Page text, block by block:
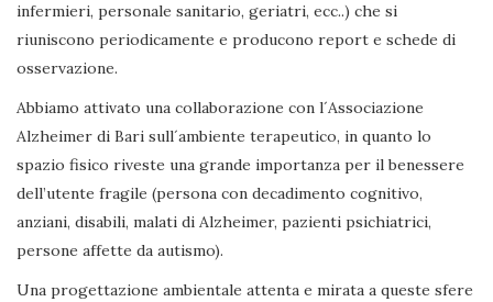
infermieri, personale sanitario, geriatri, ecc..) che si
riuniscono periodicamente e producono report e schede di
osservazione.
Abbiamo attivato una collaborazione con l´Associazione
Alzheimer di Bari sull´ambiente terapeutico, in quanto lo
spazio fisico riveste una grande importanza per il benessere
dell’utente fragile (persona con decadimento cognitivo,
anziani, disabili, malati di Alzheimer, pazienti psichiatrici,
persone affette da autismo).
Una progettazione ambientale attenta e mirata a queste sfere